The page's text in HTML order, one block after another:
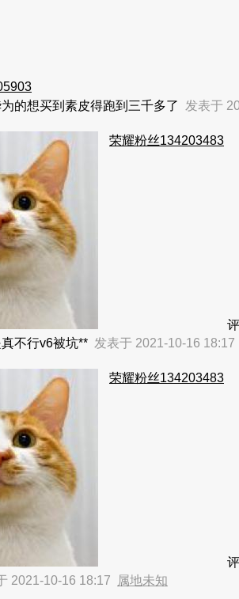
的想买到素皮得跑到三千多了 发表于
荣耀粉丝134203483
不行v6被坑** 发表于 2021-10-16 18:17
荣耀粉丝134203483
2021-10-16 18:17 属地未知